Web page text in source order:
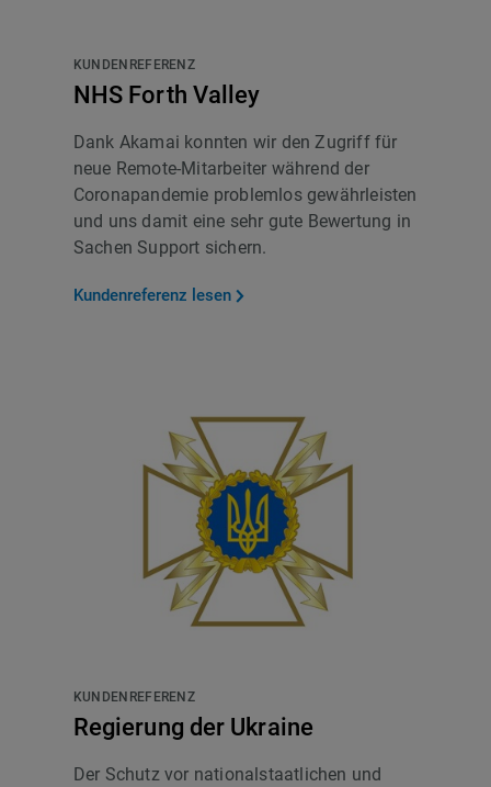
KUNDENREFERENZ
NHS Forth Valley
Dank Akamai konnten wir den Zugriff für
neue Remote-Mitarbeiter während der
Coronapandemie problemlos gewährleisten
und uns damit eine sehr gute Bewertung in
Sachen Support sichern.
Kundenreferenz lesen
KUNDENREFERENZ
Regierung der Ukraine
Der Schutz vor nationalstaatlichen und